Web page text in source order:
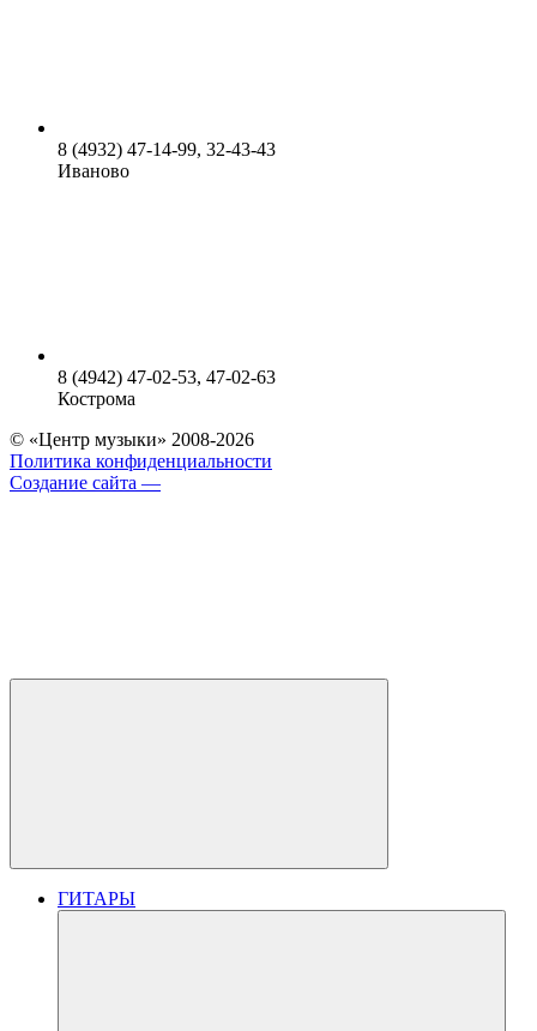
8 (4932) 47-14-99, 32-43-43
Иваново
8 (4942) 47-02-53, 47-02-63
Кострома
© «Центр музыки» 2008-2026
Политика конфиденциальности
Создание сайта —
ГИТАРЫ